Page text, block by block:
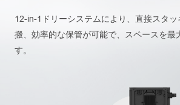
12-in-1ドリーシステムにより、直接スタ
搬、効率的な保管が可能で、スペースを最
す。